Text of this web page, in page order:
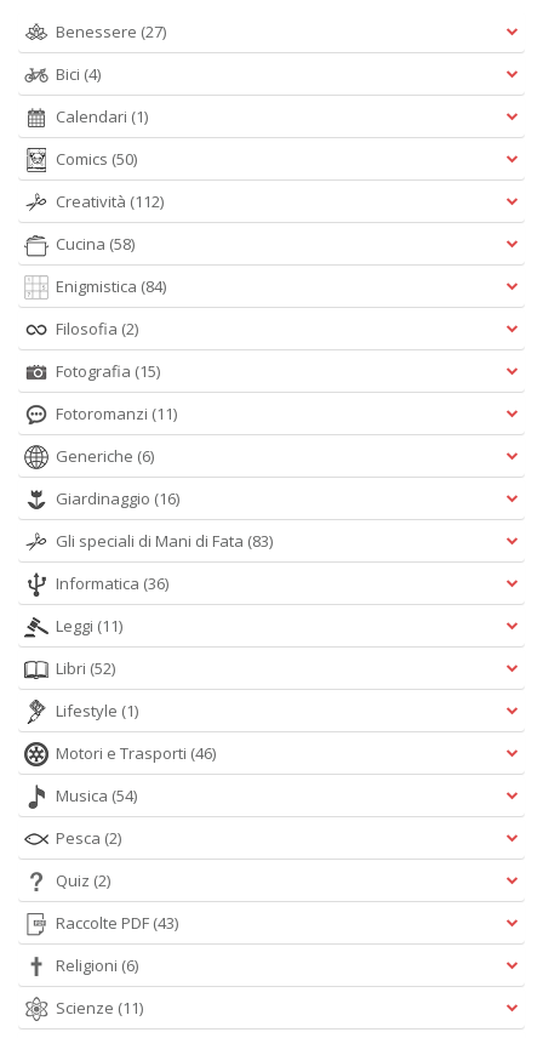
Benessere (27)
Bici (4)
Calendari (1)
Comics (50)
Creatività (112)
Cucina (58)
Enigmistica (84)
Filosofia (2)
Fotografia (15)
Fotoromanzi (11)
Generiche (6)
Giardinaggio (16)
Gli speciali di Mani di Fata (83)
Informatica (36)
Leggi (11)
Libri (52)
Lifestyle (1)
Motori e Trasporti (46)
Musica (54)
Pesca (2)
Quiz (2)
Raccolte PDF (43)
Religioni (6)
Scienze (11)